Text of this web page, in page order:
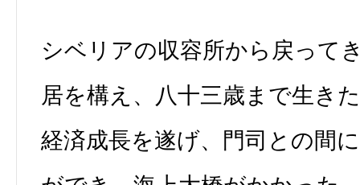
シベリアの収容所から戻って
居を構え、八十三歳まで生き
経済成長を遂げ、門司との間